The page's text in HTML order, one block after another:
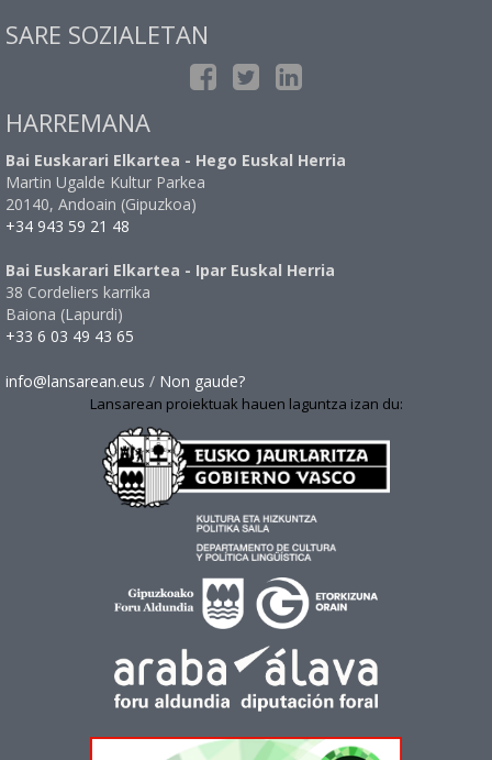
SARE SOZIALETAN
HARREMANA
Bai Euskarari Elkartea - Hego Euskal Herria
Martin Ugalde Kultur Parkea
20140, Andoain (Gipuzkoa)
+34 943 59 21 48
Bai Euskarari Elkartea - Ipar Euskal Herria
38 Cordeliers karrika
Baiona (Lapurdi)
+33 6 03 49 43 65
info@lansarean.eus / Non gaude?
Lansarean proiektuak hauen laguntza izan du: